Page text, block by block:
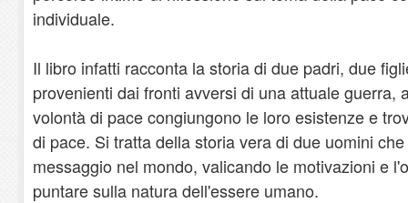
individuale.
Il libro infatti racconta la storia di due padri, due
provenienti dai fronti avversi di una attuale guerra,
volontà di pace congiungono le loro esistenze e
di pace. Si tratta della storia vera di due uomini
messaggio nel mondo, valicando le motivazioni e
puntare sulla natura dell'essere umano.